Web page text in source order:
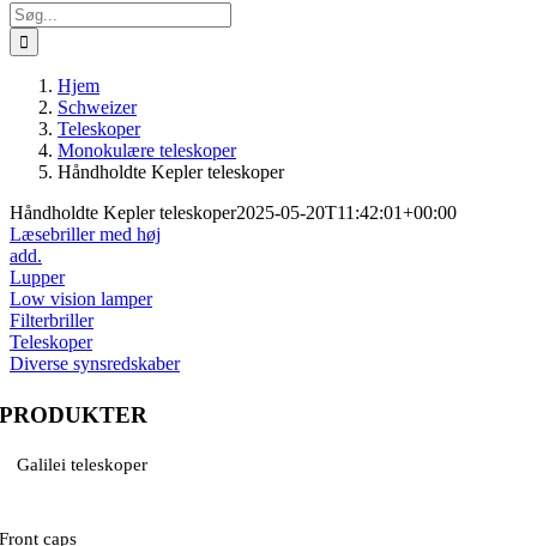
Søg
efter:
Hjem
Schweizer
Teleskoper
Monokulære teleskoper
Håndholdte Kepler teleskoper
Håndholdte Kepler teleskoper2025-05-20T11:42:01+00:00
Læsebriller med høj
add.
Lupper
Low vision lamper
Filterbriller
Teleskoper
Diverse synsredskaber
PRODUKTER
Galilei teleskoper
Front caps